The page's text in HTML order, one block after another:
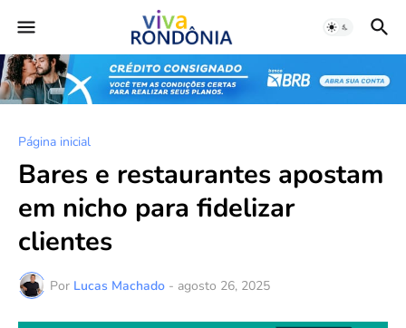
Página inicial
Bares e restaurantes apostam
em nicho para fidelizar
clientes
Por Lucas Machado - agosto 26, 2025